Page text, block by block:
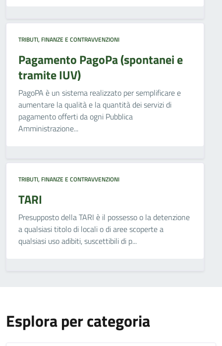
TRIBUTI, FINANZE E CONTRAVVENZIONI
Pagamento PagoPa (spontanei e
tramite IUV)
PagoPA è un sistema realizzato per semplificare e
aumentare la qualità e la quantità dei servizi di
pagamento offerti da ogni Pubblica
Amministrazione...
TRIBUTI, FINANZE E CONTRAVVENZIONI
TARI
Presupposto della TARI è il possesso o la detenzione
a qualsiasi titolo di locali o di aree scoperte a
qualsiasi uso adibiti, suscettibili di p...
Esplora per categoria